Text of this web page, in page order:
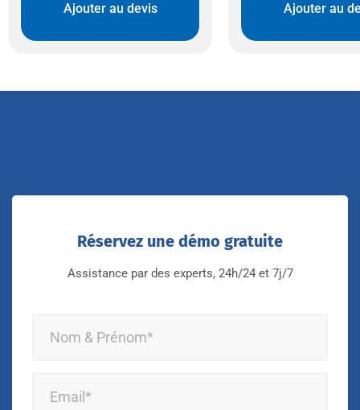
Ajouter au devis Ajouter au
Réservez une démo gratuite
Assistance par des experts, 24h/24 et 7j/7